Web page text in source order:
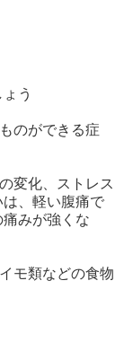
う
のができる症
変化、ストレス
、軽い腹痛で
みが強くな
モ類などの食物